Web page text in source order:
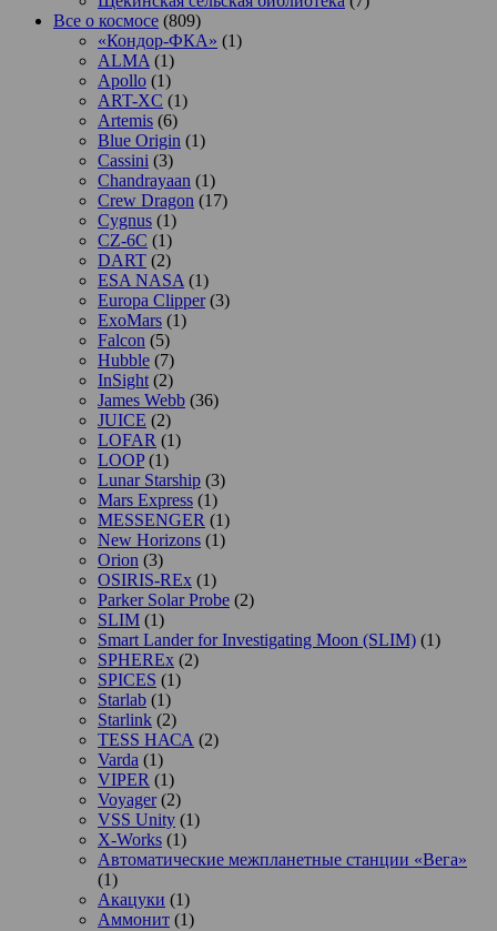
Все о космосе (809)
«Кондор-ФКА» (1)
ALMA (1)
Apollo (1)
ART-XC (1)
Artemis (6)
Blue Origin (1)
Cassini (3)
Chandrayaan (1)
Crew Dragon (17)
Cygnus (1)
CZ-6C (1)
DART (2)
ESA NASA (1)
Europa Clipper(3)
ExoMars (1)
Falcon (5)
Hubble (7)
InSight (2)
James Webb (36)
JUICE (2)
LOFAR (1)
LOOP(1)
Lunar Starship (3)
Mars Express (1)
MESSENGER (1)
New Horizons (1)
Orion (3)
OSIRIS-REx (1)
Parker Solar Probe (2)
SLIM (1)
Smart Lander for Investigating Moon (SLIM) (1)
SPHEREx (2)
SPICES (1)
Starlab (1)
Starlink (2)
TESS НАСА (2)
Varda (1)
VIPER (1)
Voyager(2)
VSS Unity (1)
X-Works (1)
Автоматические межпланетные станции «Вега»
(1)
Акацуки (1)
Аммонит (1)